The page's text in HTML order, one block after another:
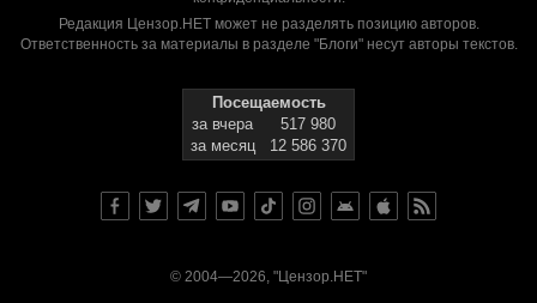
Редакция Цензор.НЕТ может не разделять позицию авторов.
Ответственность за материалы в разделе "Блоги" несут авторы текстов.
Посещаемость
за вчера
517 980
за месяц
12 586 370
© 2004—2026, "Цензор.НЕТ"